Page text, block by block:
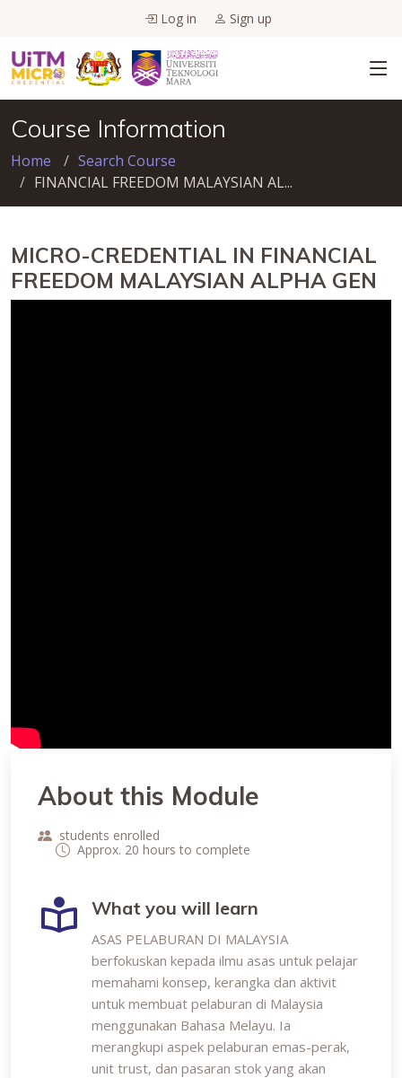
Log in Sign up
Course Information
Home
Search Course
FINANCIAL FREEDOM MALAYSIAN AL...
MICRO-CREDENTIAL IN FINANCIAL
FREEDOM MALAYSIAN ALPHA GEN
About this Module
students enrolled
Approx. 20 hours to complete
What you will learn
ASAS PELABURAN DI MALAYSIA
berfokuskan kepada ilmu asas untuk pelajar
memahami konsep, kerangka dan aktivit
untuk membuat pelaburan di Malaysia
menggunakan Bahasa Melayu. Ia
merangkupi aspek pelaburan emas-perak,
unit trust, dan pasaran stok yang akan